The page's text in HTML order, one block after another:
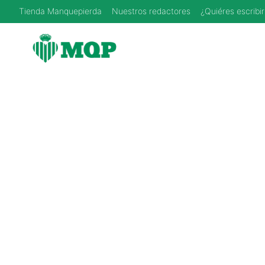
Saltar
al
contenido
Tienda Manquepierda Nuestros redactores ¿Quiéres